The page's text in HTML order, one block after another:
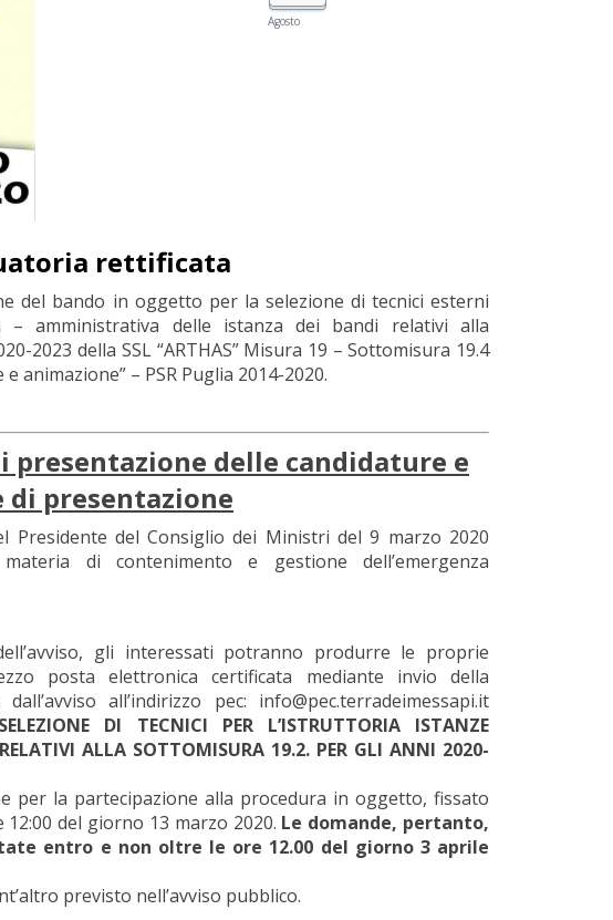
Agosto
rettificata
del bando in oggetto per la selezione di tecnici esterni
– amministrativa delle istanza dei bandi relativi alla
2023 della SSL “ARTHAS” Misura 19 – Sottomisura 19.4
animazione” – PSR Puglia 2014-2020.
presentazione delle candidature e
presentazione
Presidente del Consiglio dei Ministri del 9 marzo 2020
di contenimento e gestione dell’emergenza
gli interessati potranno produrre le proprie
posta elettronica certificata mediante invio della
all’indirizzo pec: info@pec.terradeimessapi.it
DI TECNICI PER L’ISTRUTTORIA ISTANZE
ALLA SOTTOMISURA 19.2. PER GLI ANNI 2020-
per la partecipazione alla procedura in oggetto, fissato
del giorno 13 marzo 2020. Le domande, pertanto,
entro e non oltre le ore 12.00 del giorno 3 aprile
previsto nell’avviso pubblico.